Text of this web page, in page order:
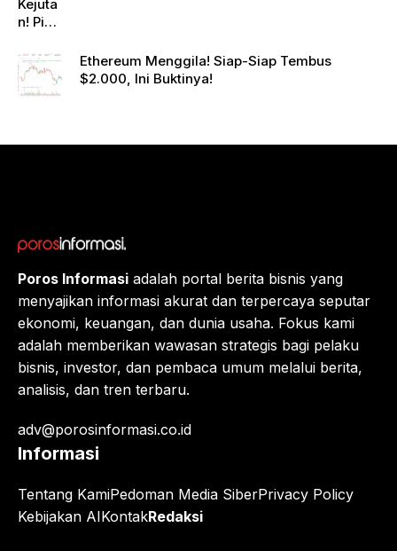
Kejuta
n! Pi
rk
Gande
ng
Eropa,
Ethereum Menggila! Siap-Siap Tembus
$2.000, Ini Buktinya!
Poros Informasi adalah portal berita bisnis yang
menyajikan informasi akurat dan terpercaya seputar
ekonomi, keuangan, dan dunia usaha. Fokus kami
adalah memberikan wawasan strategis bagi pelaku
bisnis, investor, dan pembaca umum melalui berita,
analisis, dan tren terbaru.
adv@porosinformasi.co.id
Informasi
Tentang KamiPedoman Media SiberPrivacy Policy
Kebijakan AIKontakRedaksi